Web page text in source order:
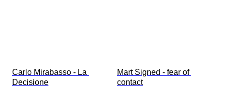
Carlo Mirabasso - La
Decisione
Mart Signed - fear of
contact